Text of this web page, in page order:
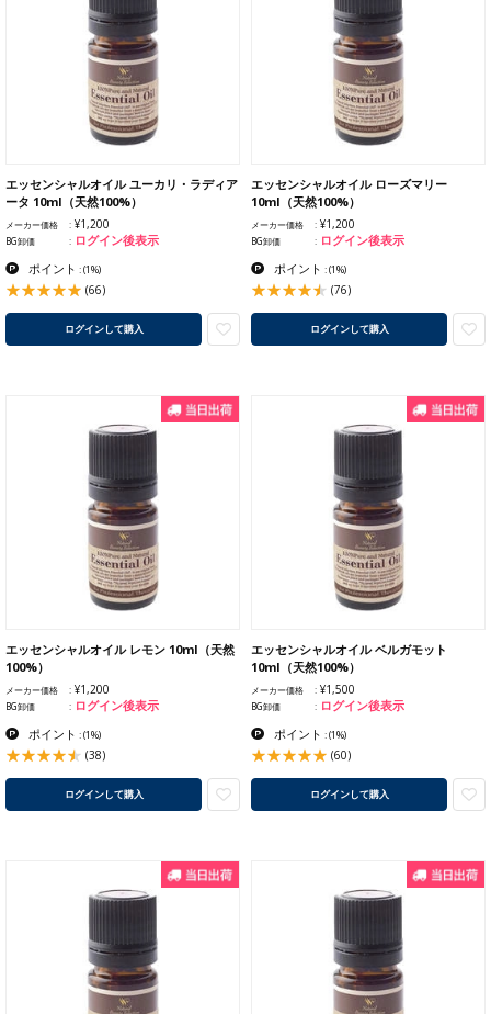
エッセンシャルオイル ユーカリ・ラディア
ータ 10ml（天然100%）
メーカー価格 ¥1,200
BG卸価 ログイン後表示
ポイント :(1%)
(66)
ログインして購入
エッセンシャルオイル ローズマリー
10ml（天然100%）
メーカー価格 ¥1,200
BG卸価 ログイン後表示
ポイント :(1%)
(76)
ログインして購入
エッセンシャルオイル レモン 10ml（天然
100%）
メーカー価格 ¥1,200
BG卸価 ログイン後表示
ポイント :(1%)
(38)
ログインして購入
エッセンシャルオイル ベルガモット
10ml（天然100%）
メーカー価格 ¥1,500
BG卸価 ログイン後表示
ポイント :(1%)
(60)
ログインして購入